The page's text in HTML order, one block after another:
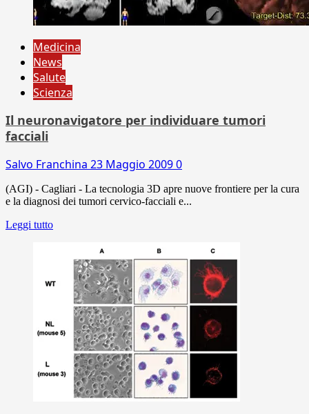
Medicina
News
Salute
Scienza
Il neuronavigatore per individuare tumori
facciali
Salvo Franchina 23 Maggio 20090
(AGI) - Cagliari - La tecnologia 3D apre nuove frontiere per la cura
e la diagnosi dei tumori cervico-facciali e...
Leggi tutto